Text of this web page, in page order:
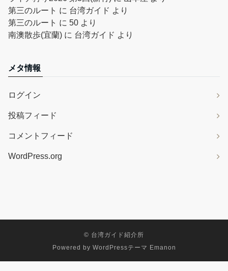
第三のルート に 台湾ガイド より
第三のルート に 50 より
南澳散歩(宜蘭) に 台湾ガイド より
メタ情報
ログイン
投稿フィード
コメントフィード
WordPress.org
© 台湾ガイド紹介所
Powered by WordPressテーマ Emanon